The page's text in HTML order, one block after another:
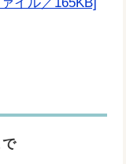
で